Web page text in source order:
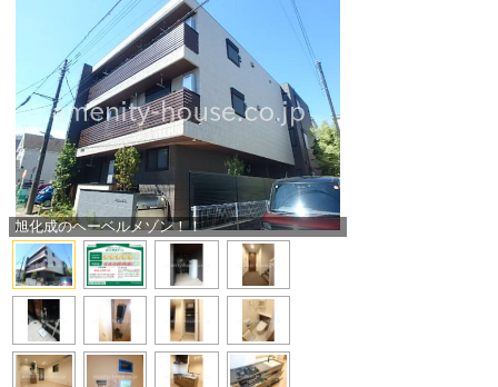
旭化成のヘーベルメゾン！！